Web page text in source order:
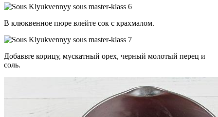
В клюквенное пюре влейте сок с крахмалом.
Добавьте корицу, мускатный орех, черный молотый перец и
соль.